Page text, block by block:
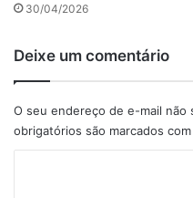
30/04/2026
Deixe um comentário
O seu endereço de e-mail não
obrigatórios são marcados com